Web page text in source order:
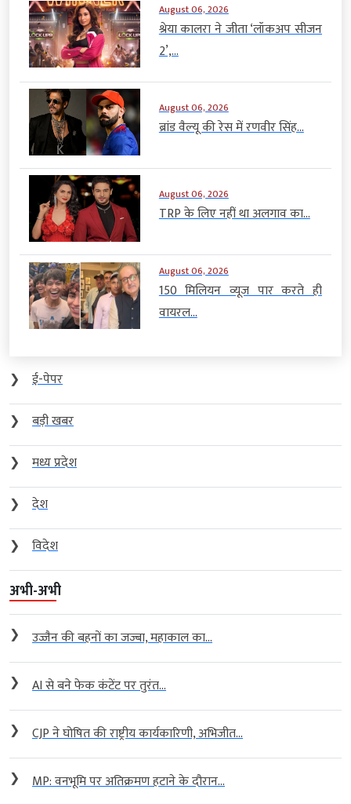
August 06, 2026
श्रेया कालरा ने जीता ‘लॉकअप सीजन
2’,...
August 06, 2026
ब्रांड वैल्यू की रेस में रणवीर सिंह...
August 06, 2026
TRP के लिए नहीं था अलगाव का...
August 06, 2026
150 मिलियन व्यूज पार करते ही
वायरल...
❯
ई-पेपर
❯
बड़ी खबर
❯
मध्य प्रदेश
❯
देश
❯
विदेश
अभी-अभी
❯ उज्जैन की बहनों का जज्बा, महाकाल का...
❯ AI से बने फेक कंटेंट पर तुरंत...
❯ CJP ने घोषित की राष्ट्रीय कार्यकारिणी, अभिजीत...
❯ MP: वनभूमि पर अतिक्रमण हटाने के दौरान...